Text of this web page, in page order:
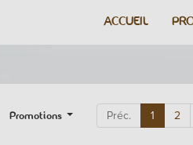
ACCUEIL
Promotions Préc. 1 2